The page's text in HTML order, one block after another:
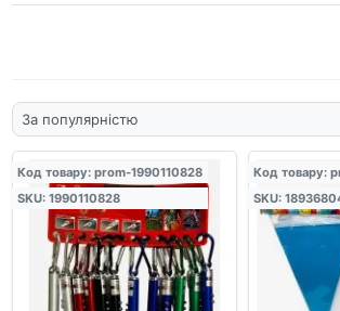
Код товару: prom-1990110828
SKU: 1990110828
Код товару:
SKU: